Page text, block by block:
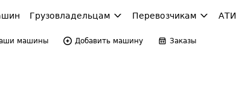
Грузовладельцам Перевозчикам
машины Добавить машину Заказы